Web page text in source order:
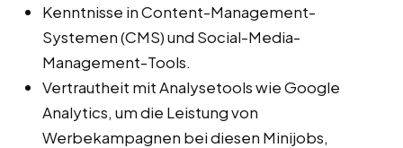
Kenntnisse in Content-Management-
Systemen (CMS) und Social-Media-
Management-Tools.
Vertrautheit mit Analysetools wie Google
Analytics, um die Leistung von
Werbekampagnen bei diesen Minijobs,